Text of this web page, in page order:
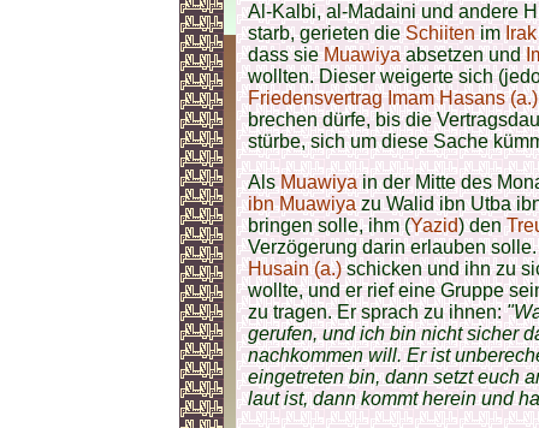
Al-Kalbi, al-Madaini und andere
starb, gerieten dieSchiitenimIrak
dass sieMuawiyaabsetzen und
wollten. Dieser weigerte sich
Friedensvertrag Imam Hasans (a.)
brechen dürfe, bis die
stürbe, sich um diese Sache
AlsMuawiyain der Mitte des
ibn Muawiyazu Walid ibn Utba
bringen solle, ihm (Yazid) den
Verzögerung darin erlauben
Husain (a.)schicken und ihn zu
wollte, und er rief eine Gruppe
zu tragen. Er sprach zu ihnen:
gerufen, und ich bin nicht sicher
nachkommen will. Er ist
eingetreten bin, dann setzt euch
laut ist, dann kommt herein und